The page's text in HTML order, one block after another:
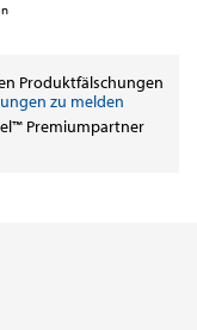
Produktfälschungen
zu melden
Premiumpartner